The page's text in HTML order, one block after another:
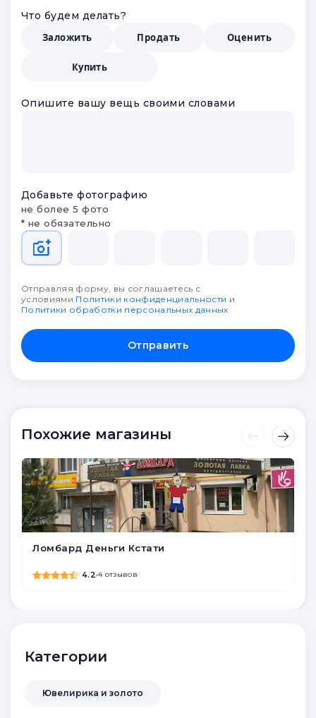
Что будем делать?
Заложить
Продать Оценить
Купить
Опишите вашу вещь своими словами
Добавьте фотографию
не более 5 фото
* не обязательно
Отправляя форму, вы соглашаетесь с
условиями Политики конфиденциальности и
Политики обработки персональных данных
Отправить
Похожие магазины
Ломбард Деньги Кстати
4.2•4 отзывов
Категории
Ювелирика и золото